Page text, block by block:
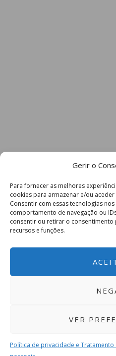
Gerir o
Para fornecer as melhores
cookies para armazenar e/ou
Consentir com essas tecnologias
comportamento de navegação ou
consentir ou retirar o
recursos e funções.
VER
Política de privacidade e